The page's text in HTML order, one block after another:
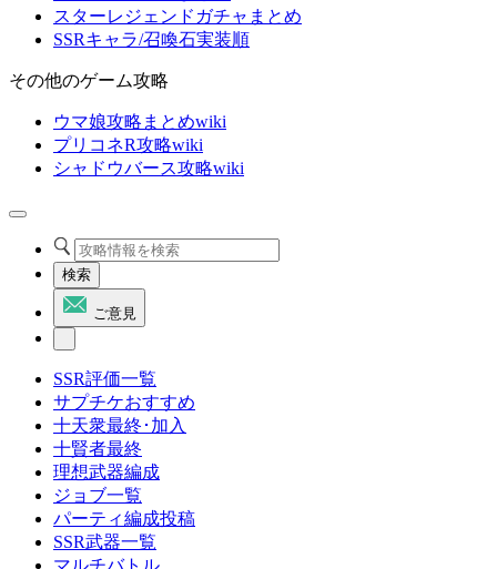
スターレジェンドガチャまとめ
SSRキャラ/召喚石実装順
その他のゲーム攻略
ウマ娘攻略まとめwiki
プリコネR攻略wiki
シャドウバース攻略wiki
検索
ご意見
SSR評価一覧
サプチケおすすめ
十天衆最終･加入
十賢者最終
理想武器編成
ジョブ一覧
パーティ編成投稿
SSR武器一覧
マルチバトル